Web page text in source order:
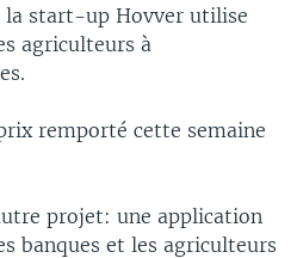
la start-up Hovver utilise
agriculteurs à
remporté cette semaine
projet: une application
banques et les agriculteurs